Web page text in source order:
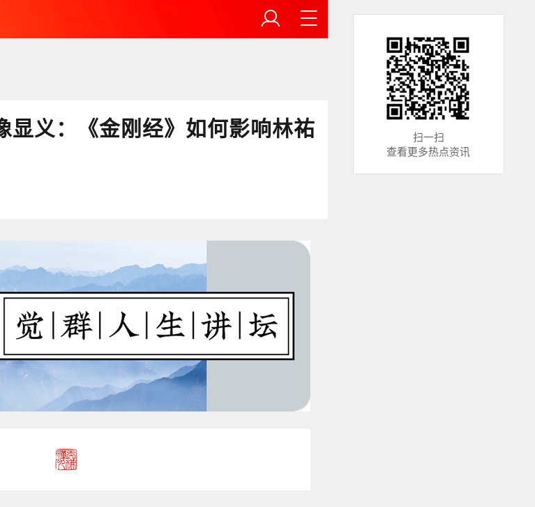
显义：《金刚经》如何影响林祐
扫一扫
查看更多热点资讯